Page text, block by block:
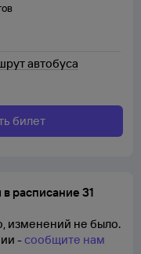
автобуса
билет
расписание 31
изменений не было.
-сообщите нам